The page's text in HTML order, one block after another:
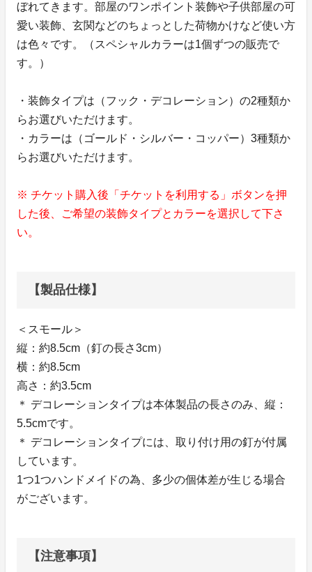
ぼれてきます。部屋のワンポイント装飾や子供部屋の可
愛い装飾、玄関などのちょっとした荷物かけなど使い方
は色々です。（スペシャルカラーは1個ずつの販売で
す。）
・装飾タイプは（フック・デコレーション）の2種類か
らお選びいただけます。
・カラーは（ゴールド・シルバー・コッパー）3種類か
らお選びいただけます。
※ チケット購入後「チケットを利用する」ボタンを押
した後、ご希望の装飾タイプとカラーを選択して下さ
い。
【製品仕様】
＜スモール＞
縦：約8.5cm（釘の長さ3cm）
横：約8.5cm
高さ：約3.5cm
＊ デコレーションタイプは本体製品の長さのみ、縦：
5.5cmです。
＊ デコレーションタイプには、取り付け用の釘が付属
しています。
1つ1つハンドメイドの為、多少の個体差が生じる場合
がございます。
【注意事項】